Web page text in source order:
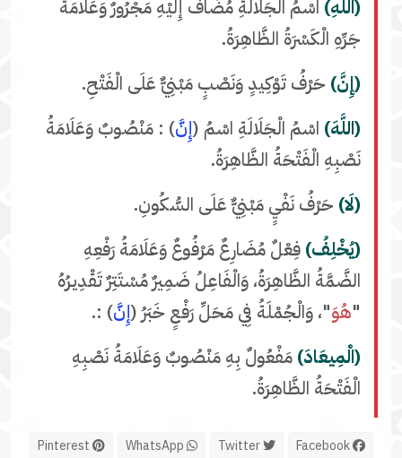
(اللَّهِ) اسْمُ الْجَلَالَةِ مُضَافٌ إِلَيْهِ مَجْرُورٌ وَعَلَامَةُ
جَرِّهِ الْكَسْرَةُ الظَّاهِرَةُ.
(إِنَّ) حَرْفُ تَوْكِيدٍ وَنَصْبٍ مَبْنِيٌّ عَلَى الْفَتْحِ.
(اللَّهَ) اسْمُ الْجَلَالَةِ اسْمُ (إِنَّ) : مَنْصُوبٌ وَعَلَامَةُ
نَصْبِهِ الْفَتْحَةُ الظَّاهِرَةُ.
(لَا) حَرْفُ نَفْيٍ مَبْنِيٌّ عَلَى السُّكُونِ.
(يُخْلِفُ) فِعْلٌ مُضَارِعٌ مَرْفُوعٌ وَعَلَامَةُ رَفْعِهِ
الضَّمَّةُ الظَّاهِرَةُ، وَالْفَاعِلُ ضَمِيرٌ مُسْتَتِرٌ تَقْدِيرُهُ
"هُوَ"، وَالْجُمْلَةُ فِي مَحَلِّ رَفْعٍ خَبَرُ (إِنَّ) :.
(الْمِيعَادَ) مَفْعُولٌ بِهِ مَنْصُوبٌ وَعَلَامَةُ نَصْبِهِ
الْفَتْحَةُ الظَّاهِرَةُ.
Facebook
Twitter